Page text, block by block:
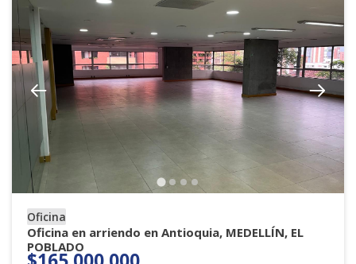
Oficina
Oficina en arriendo en Antioquia, MEDELLÍN, EL
POBLADO